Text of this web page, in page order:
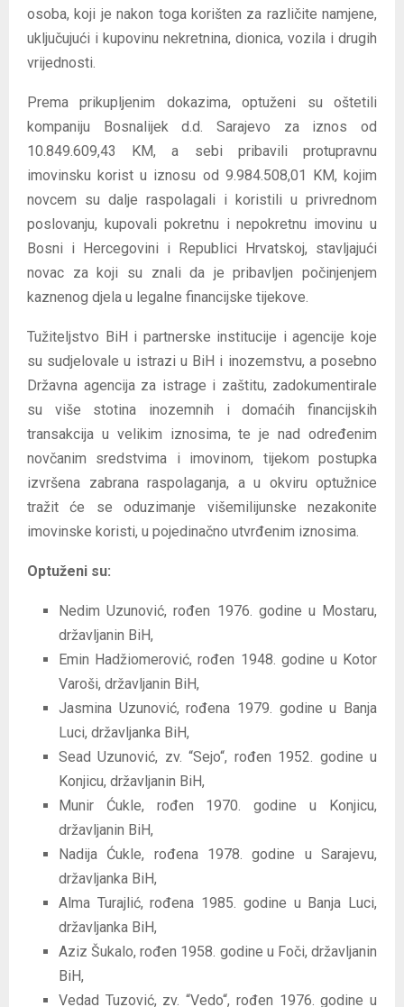
osoba, koji je nakon toga korišten za različite namjene,
uključujući i kupovinu nekretnina, dionica, vozila i drugih
vrijednosti.
Prema prikupljenim dokazima, optuženi su oštetili
kompaniju Bosnalijek d.d. Sarajevo za iznos od
10.849.609,43 KM, a sebi pribavili protupravnu
imovinsku korist u iznosu od 9.984.508,01 KM, kojim
novcem su dalje raspolagali i koristili u privrednom
poslovanju, kupovali pokretnu i nepokretnu imovinu u
Bosni i Hercegovini i Republici Hrvatskoj, stavljajući
novac za koji su znali da je pribavljen počinjenjem
kaznenog djela u legalne financijske tijekove.
Tužiteljstvo BiH i partnerske institucije i agencije koje
su sudjelovale u istrazi u BiH i inozemstvu, a posebno
Državna agencija za istrage i zaštitu, zadokumentirale
su više stotina inozemnih i domaćih financijskih
transakcija u velikim iznosima, te je nad određenim
novčanim sredstvima i imovinom, tijekom postupka
izvršena zabrana raspolaganja, a u okviru optužnice
tražit će se oduzimanje višemilijunske nezakonite
imovinske koristi, u pojedinačno utvrđenim iznosima.
Optuženi su:
Nedim Uzunović, rođen 1976. godine u Mostaru,
državljanin BiH,
Emin Hadžiomerović, rođen 1948. godine u Kotor
Varoši, državljanin BiH,
Jasmina Uzunović, rođena 1979. godine u Banja
Luci, državljanka BiH,
Sead Uzunović, zv. “Sejo“, rođen 1952. godine u
Konjicu, državljanin BiH,
Munir Ćukle, rođen 1970. godine u Konjicu,
državljanin BiH,
Nadija Ćukle, rođena 1978. godine u Sarajevu,
državljanka BiH,
Alma Turajlić, rođena 1985. godine u Banja Luci,
državljanka BiH,
Aziz Šukalo, rođen 1958. godine u Foči, državljanin
BiH,
Vedad Tuzović, zv. “Vedo“, rođen 1976. godine u